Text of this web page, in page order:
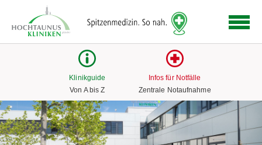
Link
zur
Startseite
Klinikguide
Von A bis Z
Infos für Notfälle
Zentrale Notaufnahme